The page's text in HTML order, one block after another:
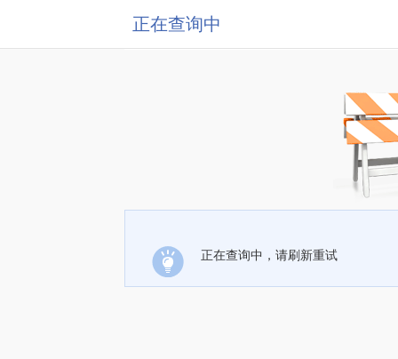
正在查询中
正在查询中，请刷新重试